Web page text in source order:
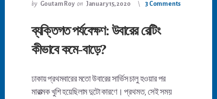
by Goutam Roy on January 15, 2020 3 Comments
ব্যক্তিগত পর্যবেক্ষণ: উবারের রেটিং
কীভাবে কমে-বাড়ে?
ঢাকায় প্রথমবারের মতো উবারের সার্ভিস চালু হওয়ার পর
মারাত্মক খুশি হয়েছিলাম দুটো কারণে। প্রথমত, সেই সময়